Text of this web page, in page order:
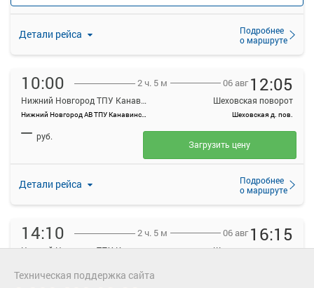
Детали рейса
Подробнее
о маршруте
10:00
Нижний Новгород ТПУ Канавинский
Нижний Новгород АВ ТПУ Канавинский
2 ч. 5 м 06 авг 12:05
Шеховская поворот
Шеховская д. пов.
Детали рейса
Подробнее
о маршруте
— руб.
Загрузить цену
14:10
Нижний Новгород ТПУ Канавинский
2 ч. 5 м 06 авг 16:15
Шеховская поворот
—
Техническая поддержка сайта